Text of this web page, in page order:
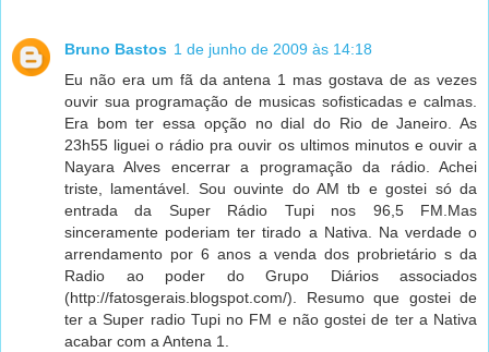
Bruno Bastos 1 de junho de 2009 às 14:18
Eu não era um fã da antena 1 mas gostava de as vezes
ouvir sua programação de musicas sofisticadas e calmas.
Era bom ter essa opção no dial do Rio de Janeiro. As
23h55 liguei o rádio pra ouvir os ultimos minutos e ouvir a
Nayara Alves encerrar a programação da rádio. Achei
triste, lamentável. Sou ouvinte do AM tb e gostei só da
entrada da Super Rádio Tupi nos 96,5 FM.Mas
sinceramente poderiam ter tirado a Nativa. Na verdade o
arrendamento por 6 anos a venda dos probrietário s da
Radio ao poder do Grupo Diários associados
(http://fatosgerais.blogspot.com/). Resumo que gostei de
ter a Super radio Tupi no FM e não gostei de ter a Nativa
acabar com a Antena 1.